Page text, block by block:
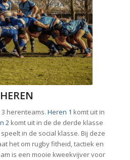
HEREN
3 herenteams.Heren 1 komt uit in
2komt uit in de de derde klasse
speelt in de social klasse. Bij deze
het om rugby fitheid, tactiek en
is een mooie kweekvijver voor